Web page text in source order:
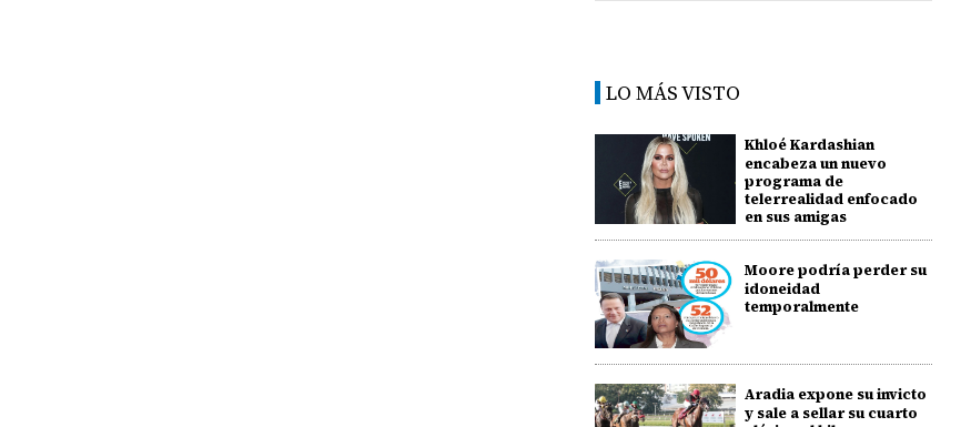
LO MÁS VISTO
Khloé Kardashian
encabeza un nuevo
programa de
telerrealidad enfocado
en sus amigas
Moore podría perder su
idoneidad
temporalmente
Aradia expone su invicto
y sale a sellar su cuarto